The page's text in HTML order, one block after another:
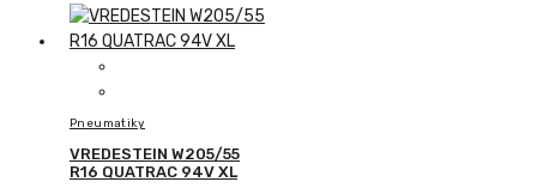
Pneumatiky
VREDESTEIN W205/55
R16 QUATRAC 94V XL